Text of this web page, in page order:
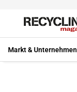
Markt & Unternehmen